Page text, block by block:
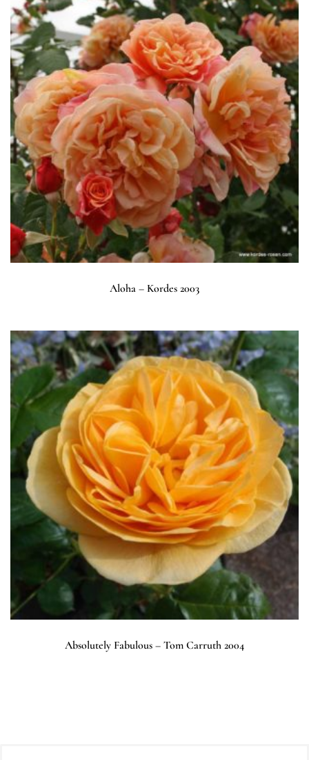
Aloha – Kordes 2003
Absolutely Fabulous – Tom Carruth 2004